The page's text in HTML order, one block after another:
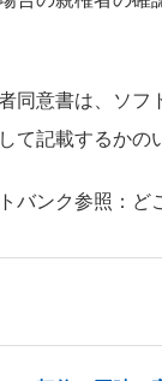
同意書は、ソフ
て記載するかの
バンク参照：ど